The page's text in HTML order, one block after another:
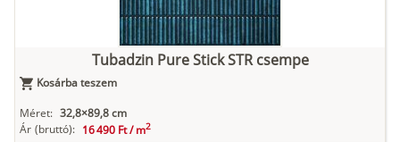
Tubadzin Pure Stick STR csempe
Kosárba teszem
Méret: 32,8×89,8 cm
Ár (bruttó): 16 490 Ft /m2